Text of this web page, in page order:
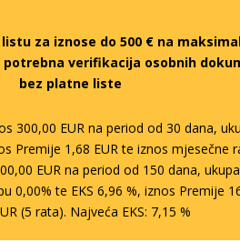
za iznose do 500 € na
potrebna verifikacija osobnih
bez platne liste
300,00 EUR na period od 30 dana,
Premije 1,68 EUR te iznos mjesečne
EUR na period od 150 dana,
0,00% te EKS 6,96 %, iznos Premije
(5 rata). Najveća EKS: 7,15 %